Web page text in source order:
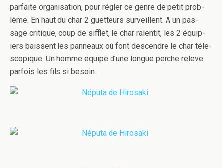
par­faite organ­i­sa­tion, pour régler ce genre de petit prob­
lème. En haut du char 2 guet­teurs sur­veil­lent. A un pas­
sage cri­tique, coup de sif­flet, le char ralen­tit, les 2 équip­
iers bais­sent les pan­neaux où font descen­dre le char téle­
scopique. Un homme équipé d’une longue perche relève
par­fois les fils si besoin.